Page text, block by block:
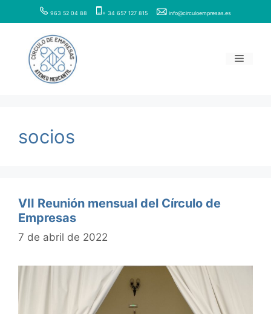
al
contenido
963 52 04 88 + 34 657 127 815 info@circuloempresas.es
Menú
socios
VII Reunión mensual del Círculo de
Empresas
7 de abril de 2022